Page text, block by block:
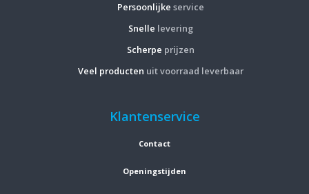
Persoonlijke service
Snelle levering
Scherpe prijzen
Veel producten uit voorraad leverbaar
Klantenservice
Contact
Openingstijden